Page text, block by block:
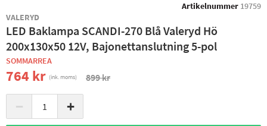
Artikelnummer 19759
VALERYD
LED Baklampa SCANDI-270 Blå Valeryd Hö
200x130x50 12V, Bajonettanslutning 5-pol
SOMMARREA
764 kr (ink. moms) 899 kr
− +